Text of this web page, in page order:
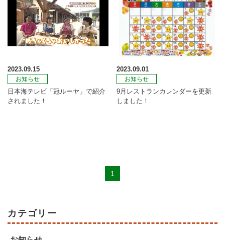
2023.09.15
お知らせ
日本海テレビ「冠ルーヤ」で紹介
されました！
2023.09.01
お知らせ
9月レストランカレンダーを更新
しました！
1
カテゴリー